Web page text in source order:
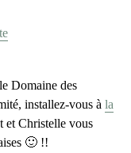
Domaine des
installez-vous à la
et Christelle vous
🙂 !!